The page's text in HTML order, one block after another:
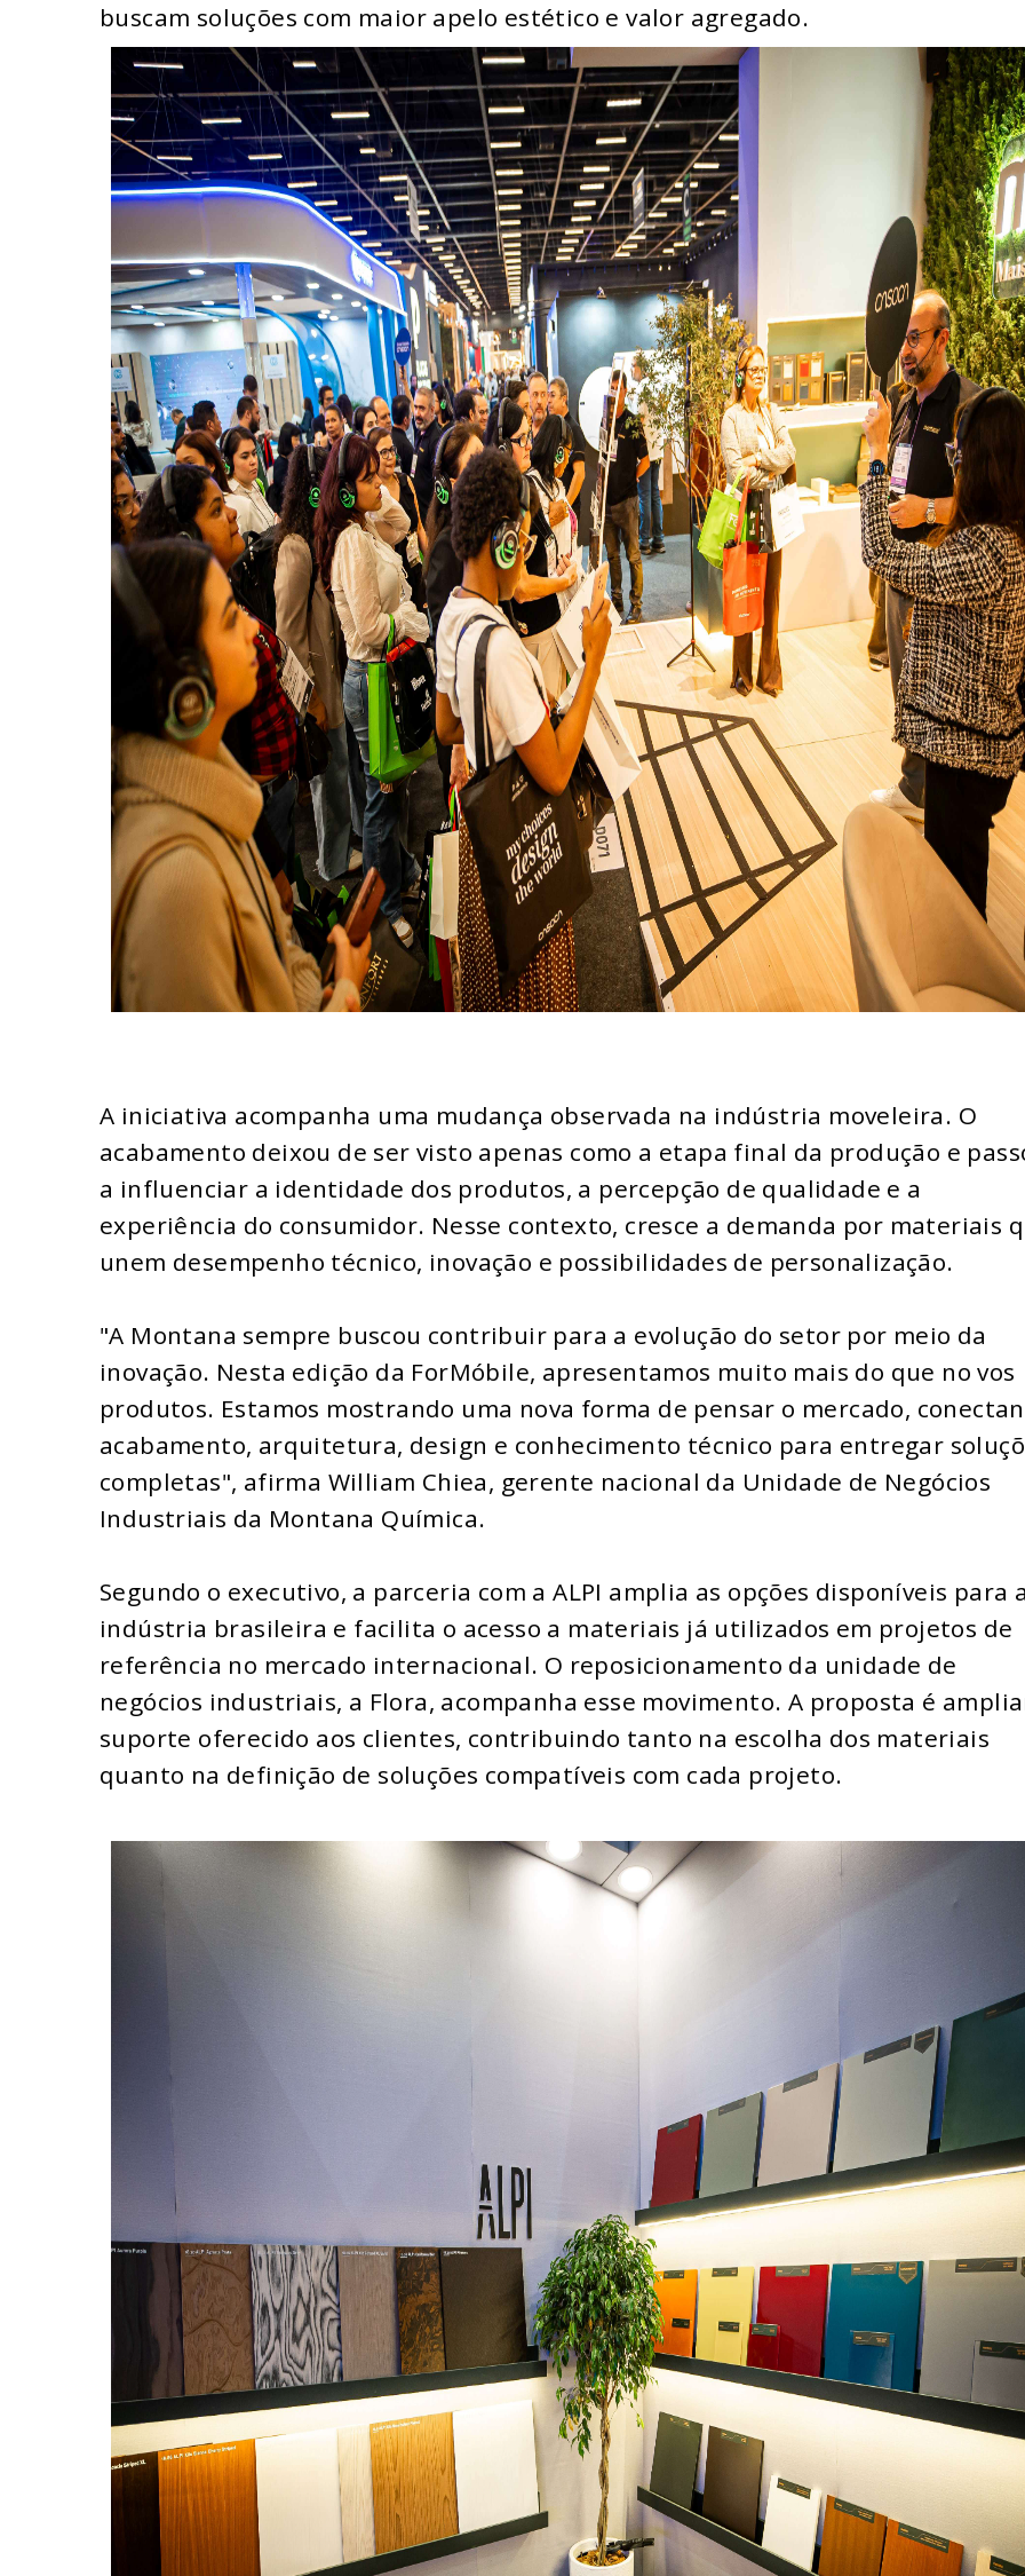
buscam soluções com maior apelo estético e valor agregado.
A iniciativa acompanha uma mudança observada na indústria moveleira. O
acabamento deixou de ser visto apenas como a etapa final da produção e
a influenciar a identidade dos produtos, a percepção de qualidade e a
experiência do consumidor. Nesse contexto, cresce a demanda por materiais
unem desempenho técnico, inovação e possibilidades de personalização.
"A Montana sempre buscou contribuir para a evolução do setor por meio da
inovação. Nesta edição da ForMóbile, apresentamos muito mais do que no vos
produtos. Estamos mostrando uma nova forma de pensar o mercado,
acabamento, arquitetura, design e conhecimento técnico para entregar
completas", afirma William Chiea, gerente nacional da Unidade de Negócios
Industriais da Montana Química.
Segundo o executivo, a parceria com a ALPI amplia as opções disponíveis para a
indústria brasileira e facilita o acesso a materiais já utilizados em projetos de
referência no mercado internacional. O reposicionamento da unidade de
negócios industriais, a Flora, acompanha esse movimento. A proposta é
suporte oferecido aos clientes, contribuindo tanto na escolha dos materiais
quanto na definição de soluções compatíveis com cada projeto.